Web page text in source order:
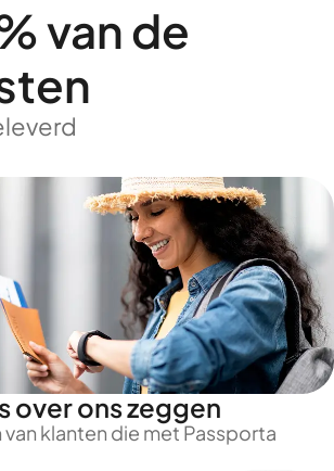
van de
over ons zeggen
klanten die met Passporta